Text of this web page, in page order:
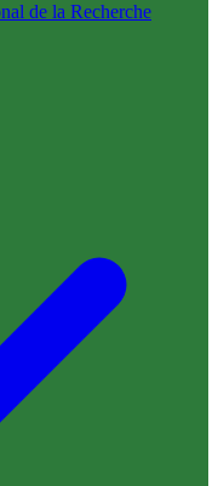
de la Recherche